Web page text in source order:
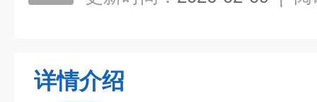
详情介绍